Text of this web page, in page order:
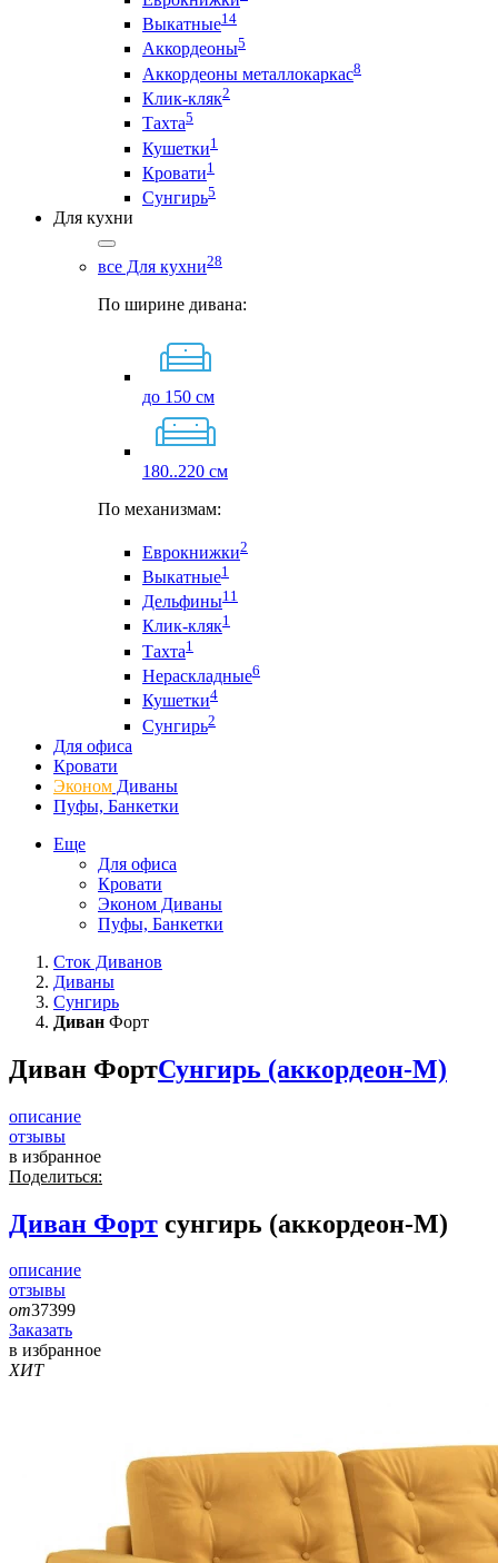
Выкатные14
Аккордеоны5
Аккордеоны металлокаркас8
Клик-кляк2
Тахта5
Кушетки1
Кровати1
Сунгирь5
Для кухни
все Для кухни28
По ширине дивана:
до 150 см
180..220 см
По механизмам:
Еврокнижки2
Выкатные1
Дельфины11
Клик-кляк1
Тахта1
Нераскладные6
Кушетки4
Сунгирь2
Для офиса
Кровати
Эконом Диваны
Пуфы, Банкетки
Еще
Для офиса
Кровати
Эконом Диваны
Пуфы, Банкетки
Сток Диванов
Диваны
Сунгирь
Диван Форт
Диван ФортСунгирь (аккордеон-М)
описание
отзывы
в избранное
Поделиться:
Диван Форт сунгирь (аккордеон-М)
описание
отзывы
от37399
Заказать
в избранное
ХИТ